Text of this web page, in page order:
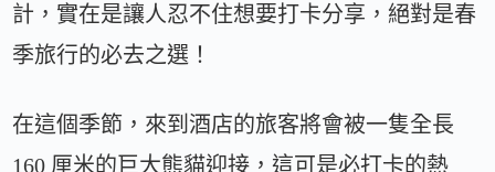
計，實在是讓人忍不住想要打卡分享，絕對是春
季旅行的必去之選！
在這個季節，來到酒店的旅客將會被一隻全長
160 厘米的巨大熊貓迎接，這可是必打卡的熱